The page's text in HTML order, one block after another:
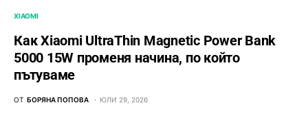
XIAOMI
Как Xiaomi UltraThin Magnetic Power Bank
5000 15W променя начина, по който
пътуваме
ОТ БОРЯНА ПОПОВА ЮЛИ 29, 2026